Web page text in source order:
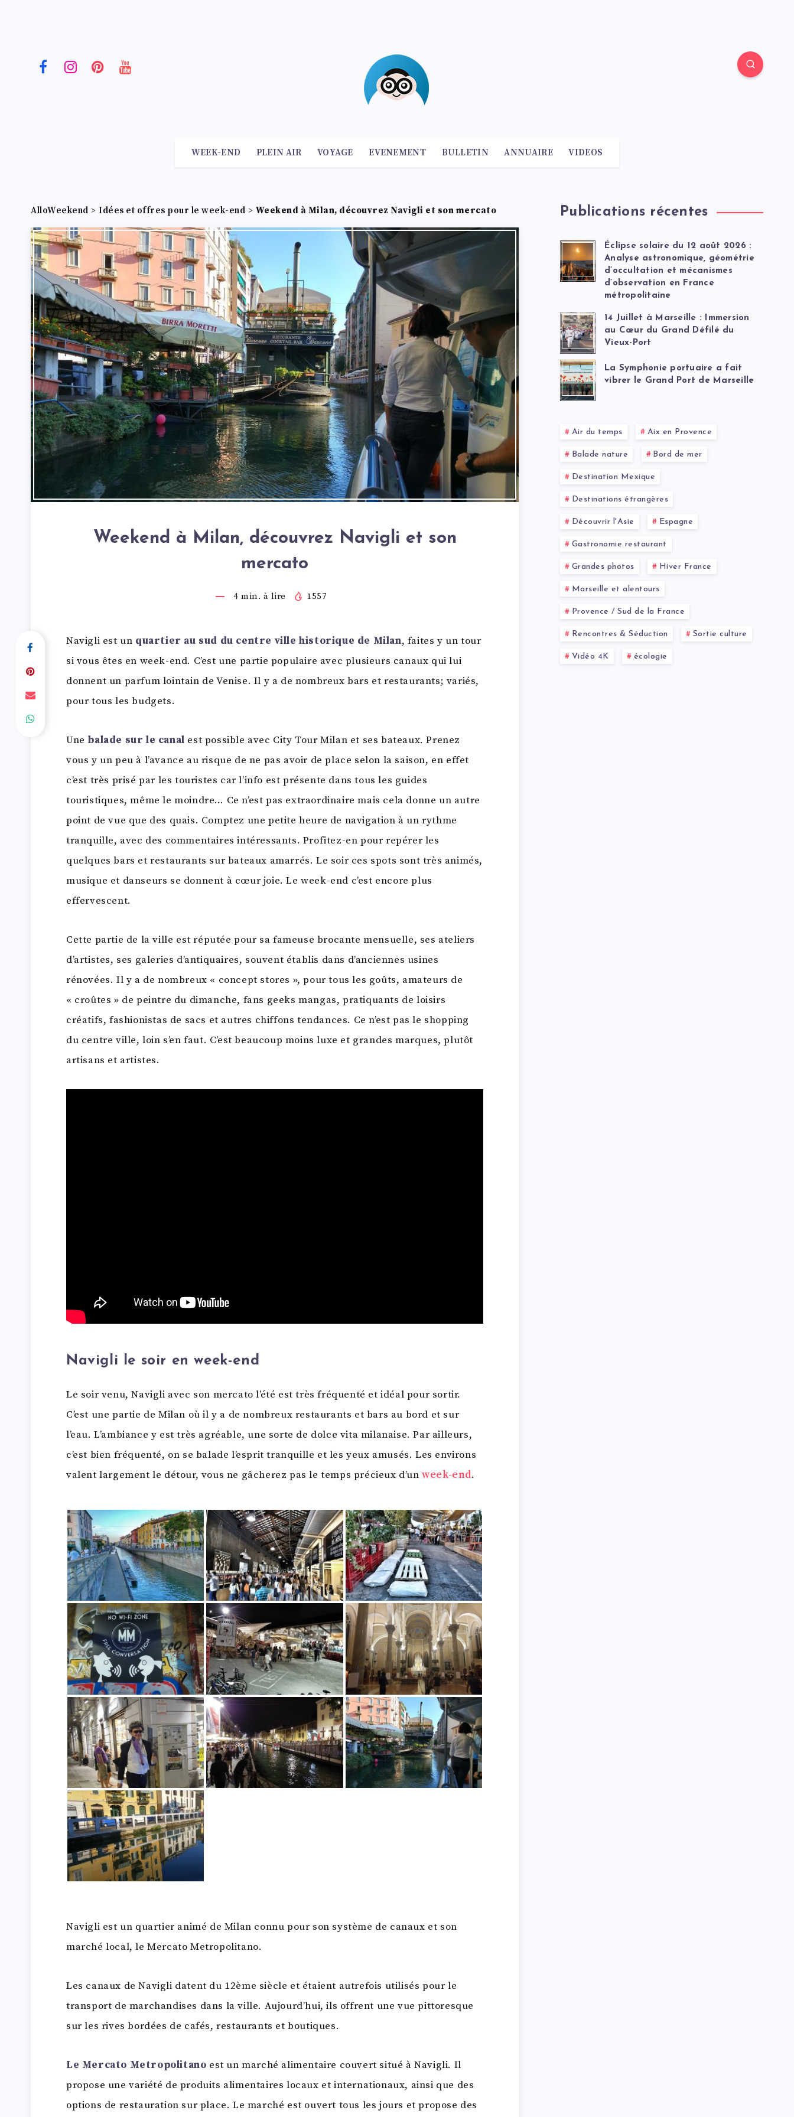
WEEK-END PLEIN AIR VOYAGE EVENEMENT BULLETIN ANNUAIRE VIDEOS
AlloWeekend > Idées et offres pour le week-end > Weekend à Milan, découvrez Navigli et son mercato
Weekend à Milan, découvrez Navigli et son
mercato
4 min. à lire 1557
Navigli est un quartier au sud du centre ville historique de Milan, faites y un tour
si vous êtes en week-end. C’est une partie populaire avec plusieurs canaux qui lui
donnent un parfum lointain de Venise. Il y a de nombreux bars et restaurants; variés,
pour tous les budgets.
Une balade sur le canal est possible avec City Tour Milan et ses bateaux. Prenez
vous y un peu à l’avance au risque de ne pas avoir de place selon la saison, en effet
c’est très prisé par les touristes car l’info est présente dans tous les guides
touristiques, même le moindre… Ce n’est pas extraordinaire mais cela donne un autre
point de vue que des quais. Comptez une petite heure de navigation à un rythme
tranquille, avec des commentaires intéressants. Profitez-en pour repérer les
quelques bars et restaurants sur bateaux amarrés. Le soir ces spots sont très animés,
musique et danseurs se donnent à cœur joie. Le week-end c’est encore plus
effervescent.
Cette partie de la ville est réputée pour sa fameuse brocante mensuelle, ses ateliers
d’artistes, ses galeries d’antiquaires, souvent établis dans d’anciennes usines
rénovées. Il y a de nombreux « concept stores », pour tous les goûts, amateurs de
« croûtes » de peintre du dimanche, fans geeks mangas, pratiquants de loisirs
créatifs, fashionistas de sacs et autres chiffons tendances. Ce n’est pas le shopping
du centre ville, loin s’en faut. C’est beaucoup moins luxe et grandes marques, plutôt
artisans et artistes.
Navigli le soir en week-end
Le soir venu, Navigli avec son mercato l’été est très fréquenté et idéal pour sortir.
C’est une partie de Milan où il y a de nombreux restaurants et bars au bord et sur
l’eau. L’ambiance y est très agréable, une sorte de dolce vita milanaise. Par ailleurs,
c’est bien fréquenté, on se balade l’esprit tranquille et les yeux amusés. Les environs
valent largement le détour, vous ne gâcherez pas le temps précieux d’unweek-end.
Navigli est un quartier animé de Milan connu pour son système de canaux et son
marché local, le Mercato Metropolitano.
Les canaux de Navigli datent du 12ème siècle et étaient autrefois utilisés pour le
transport de marchandises dans la ville. Aujourd’hui, ils offrent une vue pittoresque
sur les rives bordées de cafés, restaurants et boutiques.
Le Mercato Metropolitano est un marché alimentaire couvert situé à Navigli. Il
propose une variété de produits alimentaires locaux et internationaux, ainsi que des
options de restauration sur place. Le marché est ouvert tous les jours et propose des
Publications récentes
Éclipse solaire du 12 août 2026 :
Analyse astronomique, géométrie
d’occultation et mécanismes
d’observation en France
métropolitaine
14 Juillet à Marseille : Immersion
au Cœur du Grand Défilé du
Vieux-Port
La Symphonie portuaire a fait
vibrer le Grand Port de Marseille
Air du temps Aix en Provence
Balade nature Bord de mer
Destination Mexique
Destinations étrangères
Découvrir l'Asie Espagne
Gastronomie restaurant
Grandes photos Hiver France
Marseille et alentours
Provence / Sud de la France
Rencontres & Séduction Sortie culture
Vidéo 4K écologie